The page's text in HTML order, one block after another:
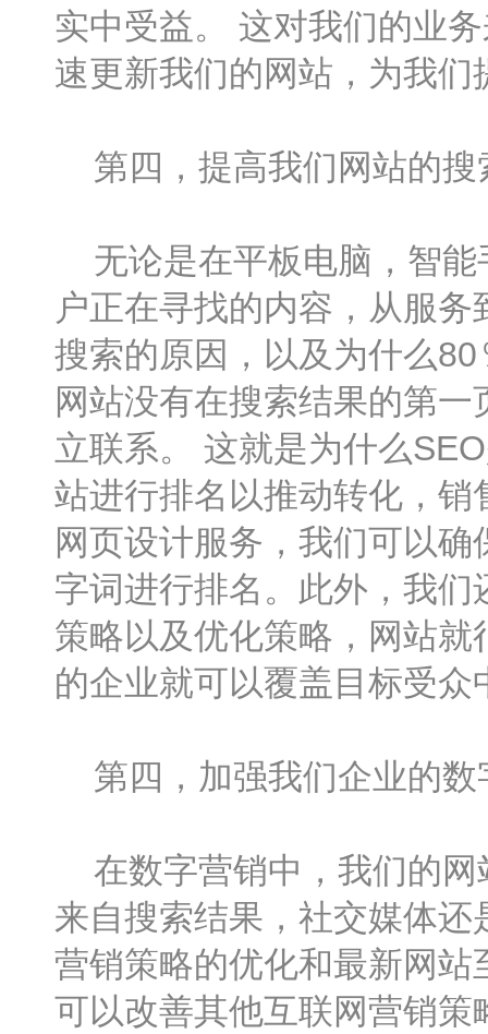
实中受益。 这对我们的业
速更新我们的网站，为我
第四，提高我们网站的搜
无论是在平板电脑，智能
户正在寻找的内容，从服
搜索的原因，以及为什么
网站没有在搜索结果的第
立联系。 这就是为什么
站进行排名以推动转化，
网页设计服务，我们可以
字词进行排名。此外，我
策略以及优化策略，网站
的企业就可以覆盖目标受
第四，加强我们企业的数
在数字营销中，我们的网
来自搜索结果，社交媒体
营销策略的优化和最新网
可以改善其他互联网营销